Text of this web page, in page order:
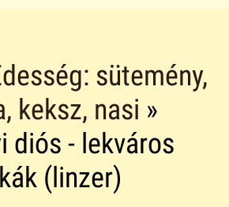
sütemény,
keksz, nasi »
diós - lekváros
(linzer)